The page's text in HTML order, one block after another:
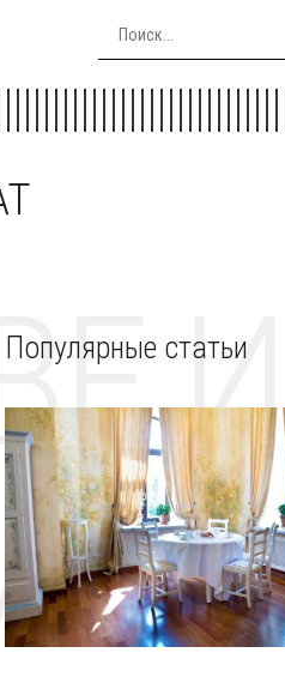
И
Популярные статьи